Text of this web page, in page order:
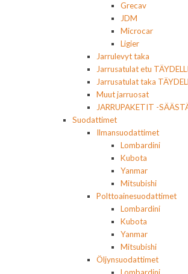
Grecav
JDM
Microcar
Ligier
Jarrulevyt taka
Jarrusatulat etu
Jarrusatulat taka
Muut jarruosat
JARRUPAKETIT -
Suodattimet
Ilmansuodattimet
Lombardini
Kubota
Yanmar
Mitsubishi
Polttoainesuodattimet
Lombardini
Kubota
Yanmar
Mitsubishi
Öljynsuodattimet